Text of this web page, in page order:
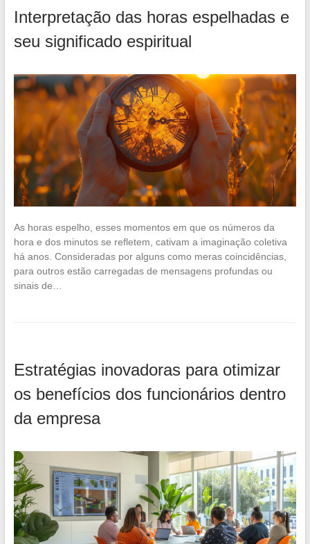
Interpretação das horas espelhadas e
seu significado espiritual
As horas espelho, esses momentos em que os números da
hora e dos minutos se refletem, cativam a imaginação coletiva
há anos. Consideradas por alguns como meras coincidências,
para outros estão carregadas de mensagens profundas ou
sinais de…
Estratégias inovadoras para otimizar
os benefícios dos funcionários dentro
da empresa